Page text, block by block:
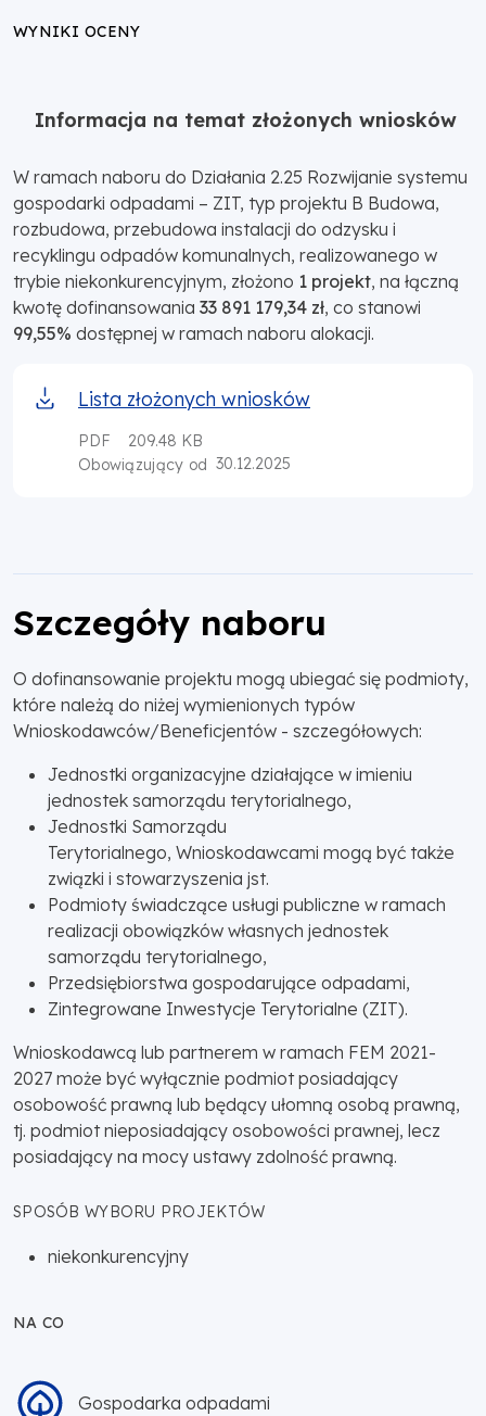
WYNIKI OCENY
Informacja na temat złożonych wniosków
W ramach naboru do Działania 2.25 Rozwijanie systemu
gospodarki odpadami – ZIT, typ projektu B Budowa,
rozbudowa, przebudowa instalacji do odzysku i
recyklingu odpadów komunalnych, realizowanego w
trybie niekonkurencyjnym, złożono 1 projekt, na łączną
kwotę dofinansowania 33 891 179,34 zł, co stanowi
99,55% dostępnej w ramach naboru alokacji.
Lista złożonych wniosków
PDF
209.48 KB
Obowiązujący od 30.12.2025
Szczegóły naboru
O dofinansowanie projektu mogą ubiegać się podmioty,
które należą do niżej wymienionych typów
Wnioskodawców/Beneficjentów - szczegółowych:
Jednostki organizacyjne działające w imieniu
jednostek samorządu terytorialnego,
Jednostki Samorządu
Terytorialnego, Wnioskodawcami mogą być także
związki i stowarzyszenia jst.
Podmioty świadczące usługi publiczne w ramach
realizacji obowiązków własnych jednostek
samorządu terytorialnego,
Przedsiębiorstwa gospodarujące odpadami,
Zintegrowane Inwestycje Terytorialne (ZIT).
Wnioskodawcą lub partnerem w ramach FEM 2021-
2027 może być wyłącznie podmiot posiadający
osobowość prawną lub będący ułomną osobą prawną,
tj. podmiot nieposiadający osobowości prawnej, lecz
posiadający na mocy ustawy zdolność prawną.
SPOSÓB WYBORU PROJEKTÓW
niekonkurencyjny
NA CO
Gospodarka odpadami